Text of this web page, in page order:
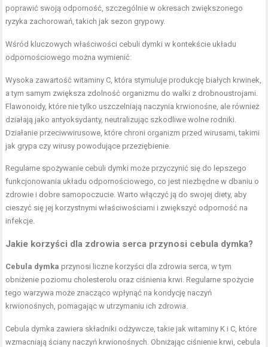
poprawić swoją odporność, szczególnie w okresach zwiększonego
ryzyka zachorowań, takich jak sezon grypowy.
Wśród kluczowych właściwości cebuli dymki w kontekście układu
odpornościowego można wymienić:
Wysoka zawartość witaminy C, która stymuluje produkcję białych krwinek,
a tym samym zwiększa zdolność organizmu do walki z drobnoustrojami.
Flawonoidy, które nie tylko uszczelniają naczynia krwionośne, ale również
działają jako antyoksydanty, neutralizując szkodliwe wolne rodniki.
Działanie przeciwwirusowe, które chroni organizm przed wirusami, takimi
jak grypa czy wirusy powodujące przeziębienie.
Regularne spożywanie cebuli dymki może przyczynić się do lepszego
funkcjonowania układu odpornościowego, co jest niezbędne w dbaniu o
zdrowie i dobre samopoczucie. Warto włączyć ją do swojej diety, aby
cieszyć się jej korzystnymi właściwościami i zwiększyć odporność na
infekcje.
Jakie korzyści dla zdrowia serca przynosi cebula dymka?
Cebula dymka przynosi liczne korzyści dla zdrowia serca, w tym
obniżenie poziomu cholesterolu oraz ciśnienia krwi. Regularne spożycie
tego warzywa może znacząco wpłynąć na kondycję naczyń
krwionośnych, pomagając w utrzymaniu ich zdrowia.
Cebula dymka zawiera składniki odżywcze, takie jak witaminy K i C, które
wzmacniają ściany naczyń krwionośnych. Obniżając ciśnienie krwi, cebula